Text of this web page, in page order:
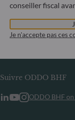
Carrières
Suivre ODDO BHF
ODDO BHF
conseiller fiscal
Je n'accepte pas ces